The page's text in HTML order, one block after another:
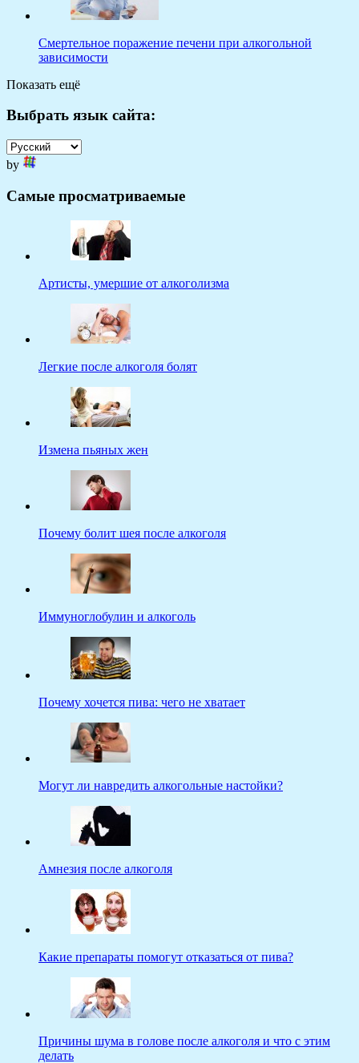
Смертельное поражение печени при алкогольной
зависимости
Показать ещё
Выбрать язык сайта:
by
Самые просматриваемые
Артисты, умершие от алкоголизма
Легкие после алкоголя болят
Измена пьяных жен
Почему болит шея после алкоголя
Иммуноглобулин и алкоголь
Почему хочется пива: чего не хватает
Могут ли навредить алкогольные настойки?
Амнезия после алкоголя
Какие препараты помогут отказаться от пива?
Причины шума в голове после алкоголя и что с этим
делать